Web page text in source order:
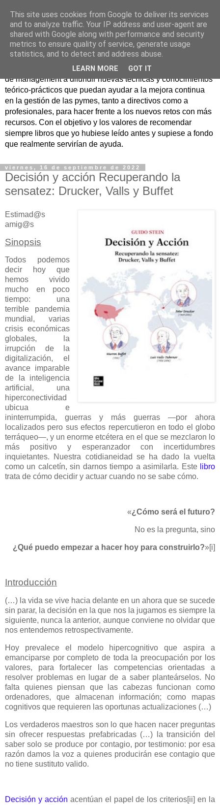
Nuevo Viernes - Nuevo
Libro
Nace con la misión de ayudar mediante la lectura de libros
de management a difundir nuevas técnicas y conocimientos
teórico-prácticos que puedan ayudar a la mejora continua
en la gestión de las pymes, tanto a directivos como a
profesionales, para hacer frente a los nuevos retos con más
recursos. Con el objetivo y los valores de recomendar
siempre libros que yo hubiese leído antes y supiese a fondo
que realmente servirían de ayuda.
viernes, 16 de septiembre de 2022
Decisión y acción Recuperando la
sensatez: Drucker, Valls y Buffet
Estimad@s
amig@s
Sinopsis
Todos podemos
decir hoy que
hemos vivido
mucho en poco
tiempo: una
terrible pandemia
mundial, varias
crisis económicas
globales, la
irrupción de la
digitalización, el
avance imparable
de la inteligencia
artificial, una
hiperconectividad
ubicua e
ininterrumpida, guerras y más guerras —por ahora
localizados pero sus efectos repercutieron en todo el globo
terráqueo—, y un enorme etcétera en el que se mezclaron lo
más positivo y esperanzador con incertidumbres
inquietantes. Nuestra cotidianeidad se ha dado la vuelta
como un calcetín, sin darnos tiempo a asimilarla. Este libro
trata de cómo decidir y actuar cuando no se sabe cómo.
«¿Cómo será el futuro?
No es la pregunta, sino
¿Qué puedo empezar a hacer hoy para construirlo?»[i]
Introducción
(…) la vida se vive hacia delante en un ahora que se sucede
sin parar, la decisión en la que nos la jugamos es siempre la
siguiente, nunca la anterior, aunque conviene no olvidar que
nos entendemos retrospectivamente.
Hoy prevalece el modelo hipercognitivo que aspira a
emanciparse por completo de toda la preocupación por los
valores, para fortalecer las competencias orientadas a
resolver problemas en lugar de a saber planteárselos. No
falta quienes piensan que las cabezas funcionan como
ordenadores, que almacenan información; como mapas
cognitivos que requieren las oportunas actualizaciones (…)
Los verdaderos maestros son lo que hacen nacer preguntas
sin ofrecer respuestas prefabricadas (…) la transición del
saber solo se produce por contagio, por testimonio: por esa
razón damos la voz a quienes producirán ese contagio que
no tiene sustituto valido.
Decisión y acción acentúan el papel de los criterios[ii] en la
This site uses cookies from Google to deliver its services
and to analyze traffic. Your IP address and user-agent are
shared with Google along with performance and security
metrics to ensure quality of service, generate usage
statistics, and to detect and address abuse.
LEARN MORE GOT IT